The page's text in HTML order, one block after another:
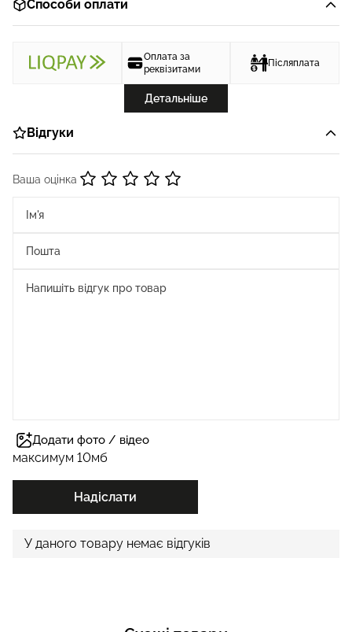
Способи оплати
Оплата за
реквізитами
Післяплата
Детальніше
Відгуки
Ваша оцінка
Додати фото / відео
максимум 10мб
Надіслати
У даного товару немає відгуків